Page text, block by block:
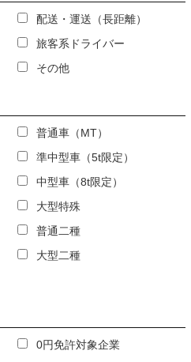
配送・運送（長距離）
旅客系ドライバー
その他
普通車（MT）
準中型車（5t限定）
中型車（8t限定）
大型特殊
普通二種
大型二種
0円免許対象企業